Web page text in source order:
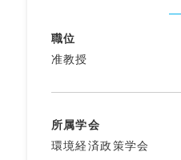
職位
准教授
所属学会
環境経済政策学会